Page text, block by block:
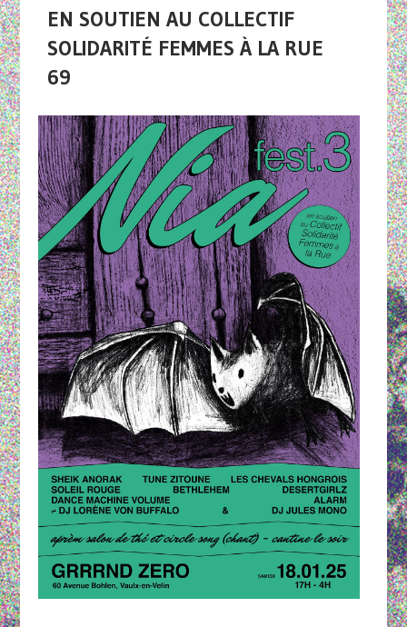
EN SOUTIEN AU COLLECTIF
SOLIDARITÉ FEMMES À LA RUE
69